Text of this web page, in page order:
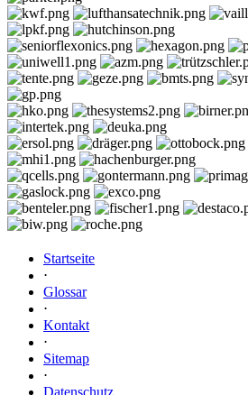
Startseite
⋅
Glossar
⋅
Kontakt
⋅
Sitemap
⋅